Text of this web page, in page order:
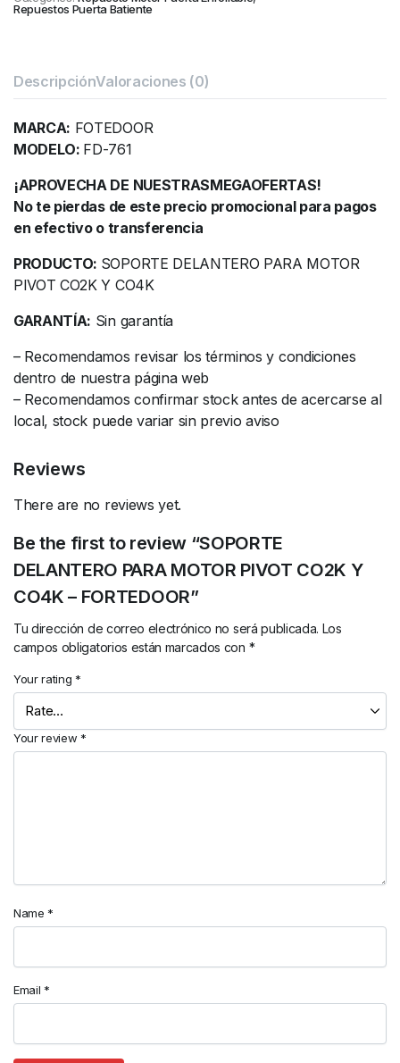
Repuestos Puerta Batiente
DescripciónValoraciones (0)
MARCA: FOTEDOOR
MODELO: FD-761
¡APROVECHA DE NUESTRASMEGAOFERTAS!
No te pierdas de este precio promocional para pagos
en efectivo o transferencia
PRODUCTO: SOPORTE DELANTERO PARA MOTOR
PIVOT CO2K Y CO4K
GARANTÍA: Sin garantía
– Recomendamos revisar los términos y condiciones
dentro de nuestra página web
– Recomendamos confirmar stock antes de acercarse al
local, stock puede variar sin previo aviso
Reviews
There are no reviews yet.
Be the first to review “SOPORTE
DELANTERO PARA MOTOR PIVOT CO2K Y
CO4K – FORTEDOOR”
Tu dirección de correo electrónico no será publicada. Los
campos obligatorios están marcados con *
Your rating *
Your review *
Name *
Email *